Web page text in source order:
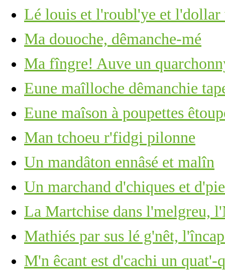
Lé louis et l'roubl'ye et l'dollar
Ma douoche, dêmanche-mé
Ma fîngre! Auve un
Eune maîlloche dêmanchie
Eune maîson à poupettes
Man tchoeu r'fidgi pilonne
Un mandâton ennâsé et malîn
Un marchand d'chiques et
La Martchise dans l'melgreu,
Mathiés par sus lé g'nêt,
M'n êcant est d'cachi un quat'-